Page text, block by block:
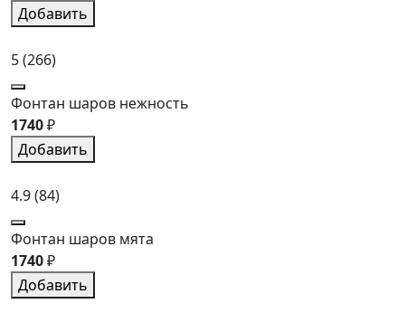
Добавить
5(266)
Фонтан шаров нежность
1740₽
Добавить
4.9(84)
Фонтан шаров мята
1740₽
Добавить